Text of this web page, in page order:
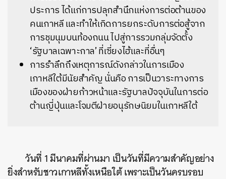
ประการ ได้แก่การปลุกสำนึกแห่งการต่อต้านของ
คนเกาหลี และทำให้เกิดการยกระดับการต่อสู้จาก
การชุมนุมบนท้องถนน ไปสู่การรวมกลุ่มจัดตั้ง
‘รัฐบาลเฉพาะกาล’ ที่เซี่ยงไฮ้และที่อื่นๆ
การรำลึกถึงเหตุการณ์ดังกล่าวในการเมือง
เกาหลีใต้มีนัยสำคัญ นั่นคือ การเป็นวาระทางการ
เมืองของฝ่ายก้าวหน้าและรัฐบาลปัจจุบันในการต่อ
ต้านญี่ปุ่นและโจมตีฝ่ายอนุรักษนิยมในเกาหลีใต้
วันที่ 1 มีนาคมที่ผ่านมา เป็นวันที่มีความสำคัญอย่าง
ยิ่งสำหรับชาวเกาหลีทั้งเหนือใต้ เพราะเป็นวันครบรอบ